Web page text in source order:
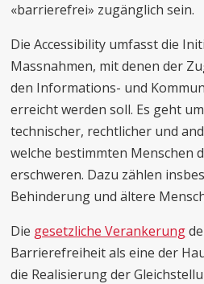
«barrierefrei» zugänglich sein.
Die Accessibility umfasst die
Massnahmen, mit denen der
den Informations- und
erreicht werden soll. Es geht
technischer, rechtlicher und
welche bestimmten Menschen
erschweren. Dazu zählen
Behinderung und ältere
Die gesetzliche Verankerung
Barrierefreiheit als eine der
die Realisierung der